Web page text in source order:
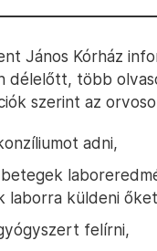
János Kórház
délelőtt, több
szerint az
adni,
laborra küldeni
felírni,